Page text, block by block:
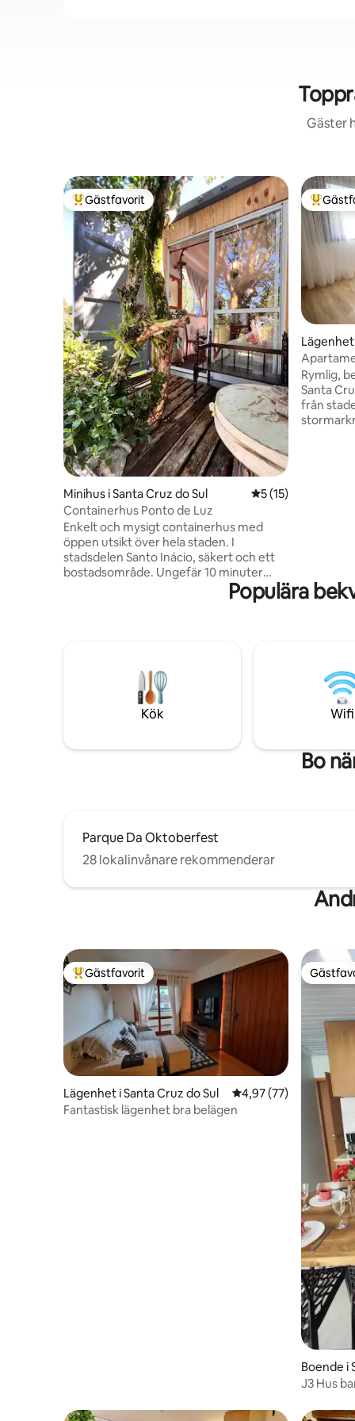
Gäster
Populär gästfavorit
Gästfavorit
Minihus i Santa Cruz do Sul 5 av 5 i
5 (15)
Containerhus Ponto de Luz
Enkelt och mysigt containerhus med
öppen utsikt över hela staden. I
stadsdelen Santo Inácio, säkert och ett
bostadsområde. Ungefär 10 minuter
med bil från centrum, UNISC och
Oktoberfest Park. Beläget i trädgården
trädgård, perfekt för dem som söker
lugn och inspiration. Den har 2
dubbelsängar och en enkelsäng, i ett
integrerat utrymme. Jag är pensionerad,
utövare.
Lägenhet
Rymlig,
Santa
från
Populära
Kök Wifi
Bo
Parque Da Oktoberfest
28 lokalinvånare rekommenderar
Populär gästfavorit
Gästfavorit
Lägenhet i Santa Cruz do Sul 4,97 av 5 i
4,97 (77)
Fantastisk lägenhet bra belägen
Boende i
J3 Hus